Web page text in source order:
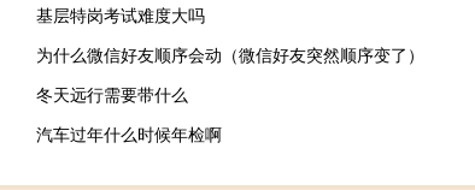
基层特岗考试难度大吗
为什么微信好友顺序会动（微信好友突然顺序变了）
冬天远行需要带什么
汽车过年什么时候年检啊